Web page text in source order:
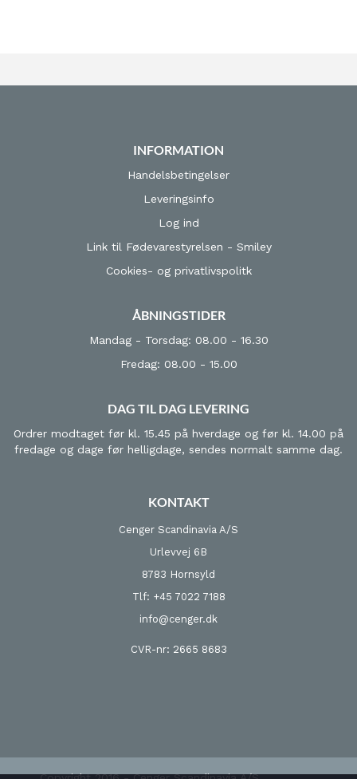
INFORMATION
Handelsbetingelser
Leveringsinfo
Log ind
Link til Fødevarestyrelsen - Smiley
Cookies- og privatlivspolitk
ÅBNINGSTIDER
Mandag - Torsdag: 08.00 - 16.30
Fredag: 08.00 - 15.00
DAG TIL DAG LEVERING
Ordrer modtaget før kl. 15.45 på hverdage og før kl. 14.00 på
fredage og dage før helligdage, sendes normalt samme dag.
KONTAKT
Cenger Scandinavia A/S
Urlevvej 6B
8783 Hornsyld
Tlf: +45 7022 7188
info@cenger.dk
CVR-nr: 2665 8683